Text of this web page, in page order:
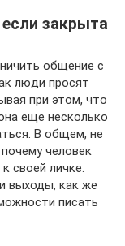
закрыта
общение с
люди просят
при этом, что
еще несколько
В общем, не
человек
своей личке.
выходы, как же
писать